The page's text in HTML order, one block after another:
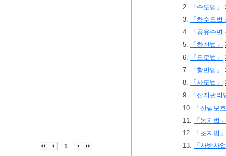
1
2.
「수도법」
3.
「하수도법
4.
「공유수
5.
「하천법」
6.
「도로법」
7.
「항만법」
8.
「사도법」
9.
「산지관리
10.
「산림보
11.
「농지법」
12.
「초지법」
13.
「사방사